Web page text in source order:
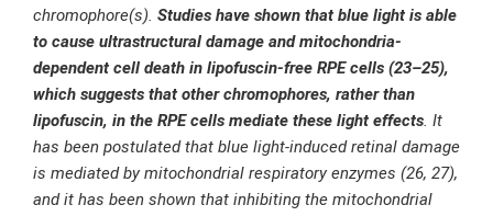
chromophore(s). Studies have shown that blue light is able
to cause ultrastructural damage and mitochondria-
dependent cell death in lipofuscin-free RPE cells (23–25),
which suggests that other chromophores, rather than
lipofuscin, in the RPE cells mediate these light effects. It
has been postulated that blue light-induced retinal damage
is mediated by mitochondrial respiratory enzymes (26, 27),
and it has been shown that inhibiting the mitochondrial